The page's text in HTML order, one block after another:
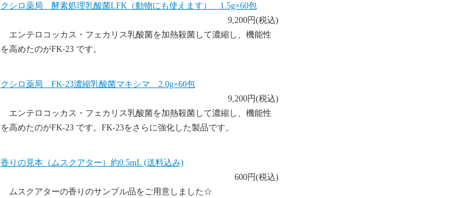
クシロ薬局 酵素処理乳酸菌LFK（動物にも使えます） 1.5g×60包
9,200円(税込)
エンテロコッカス・フェカリス乳酸菌を加熱殺菌して濃縮し、機能性
を高めたのがFK-23 です。
クシロ薬局 FK-23濃縮乳酸菌マキシマ 2.0g×60包
9,200円(税込)
エンテロコッカス・フェカリス乳酸菌を加熱殺菌して濃縮し、機能性
を高めたのがFK-23 です。FK-23をさらに強化した製品です。
香りの見本（ムスクアター）約0.5mL (送料込み)
600円(税込)
ムスクアターの香りのサンプル品をご用意しました☆